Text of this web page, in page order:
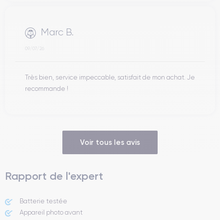
Marc B.
09/07/26
Très bien, service impeccable, satisfait de mon achat. Je
recommande !
Voir tous les avis
Rapport de l'expert
Batterie testée
Appareil photo avant